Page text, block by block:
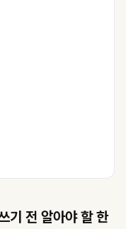
기 전 알아야 할 한